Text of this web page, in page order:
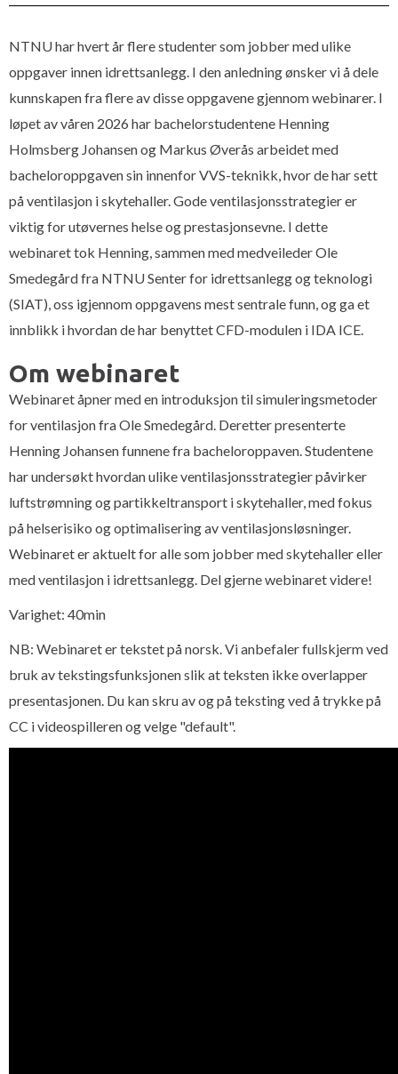
NTNU har hvert år flere studenter som jobber med ulike
oppgaver innen idrettsanlegg. I den anledning ønsker vi å dele
kunnskapen fra flere av disse oppgavene gjennom webinarer. I
løpet av våren 2026 har bachelorstudentene Henning
Holmsberg Johansen og Markus Øverås arbeidet med
bacheloroppgaven sin innenfor VVS-teknikk, hvor de har sett
på ventilasjon i skytehaller. Gode ventilasjonsstrategier er
viktig for utøvernes helse og prestasjonsevne. I dette
webinaret tok Henning, sammen med medveileder Ole
Smedegård fra NTNU Senter for idrettsanlegg og teknologi
(SIAT), oss igjennom oppgavens mest sentrale funn, og ga et
innblikk i hvordan de har benyttet CFD-modulen i IDA ICE.
Om webinaret
Webinaret åpner med en introduksjon til simuleringsmetoder
for ventilasjon fra Ole Smedegård. Deretter presenterte
Henning Johansen funnene fra bacheloroppaven. Studentene
har undersøkt hvordan ulike ventilasjonsstrategier påvirker
luftstrømning og partikkeltransport i skytehaller, med fokus
på helserisiko og optimalisering av ventilasjonsløsninger.
Webinaret er aktuelt for alle som jobber med skytehaller eller
med ventilasjon i idrettsanlegg. Del gjerne webinaret videre!
Varighet: 40min
NB: Webinaret er tekstet på norsk. Vi anbefaler fullskjerm ved
bruk av tekstingsfunksjonen slik at teksten ikke overlapper
presentasjonen. Du kan skru av og på teksting ved å trykke på
CC i videospilleren og velge "default".